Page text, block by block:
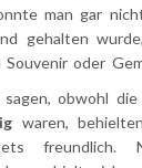
man gar
gehalten
oder
obwohl
waren,
freundlich.